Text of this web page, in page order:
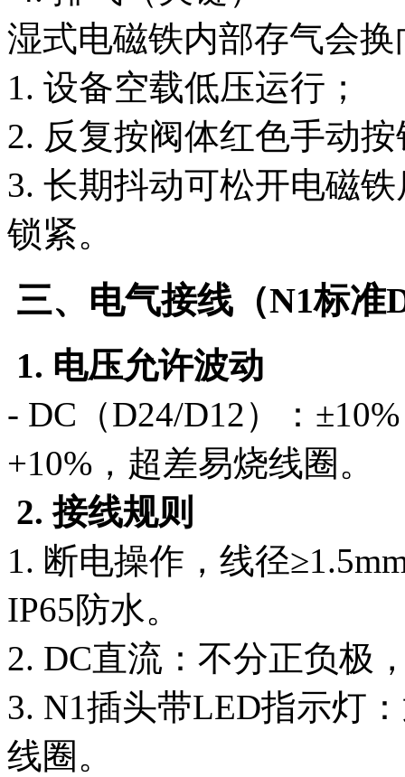
湿式电磁铁内部存气会
1. 设备空载低压运行；
2. 反复按阀体红色手动
3. 长期抖动可松开电磁
锁紧。
三、电气接线（N1标准
1. 电压允许波动
- DC（D24/D12）：
+10%，超差易烧线圈。
2. 接线规则
1. 断电操作，线径
IP65防水。
2. DC直流：不分正负极
3. N1插头带LED指示灯
线圈。